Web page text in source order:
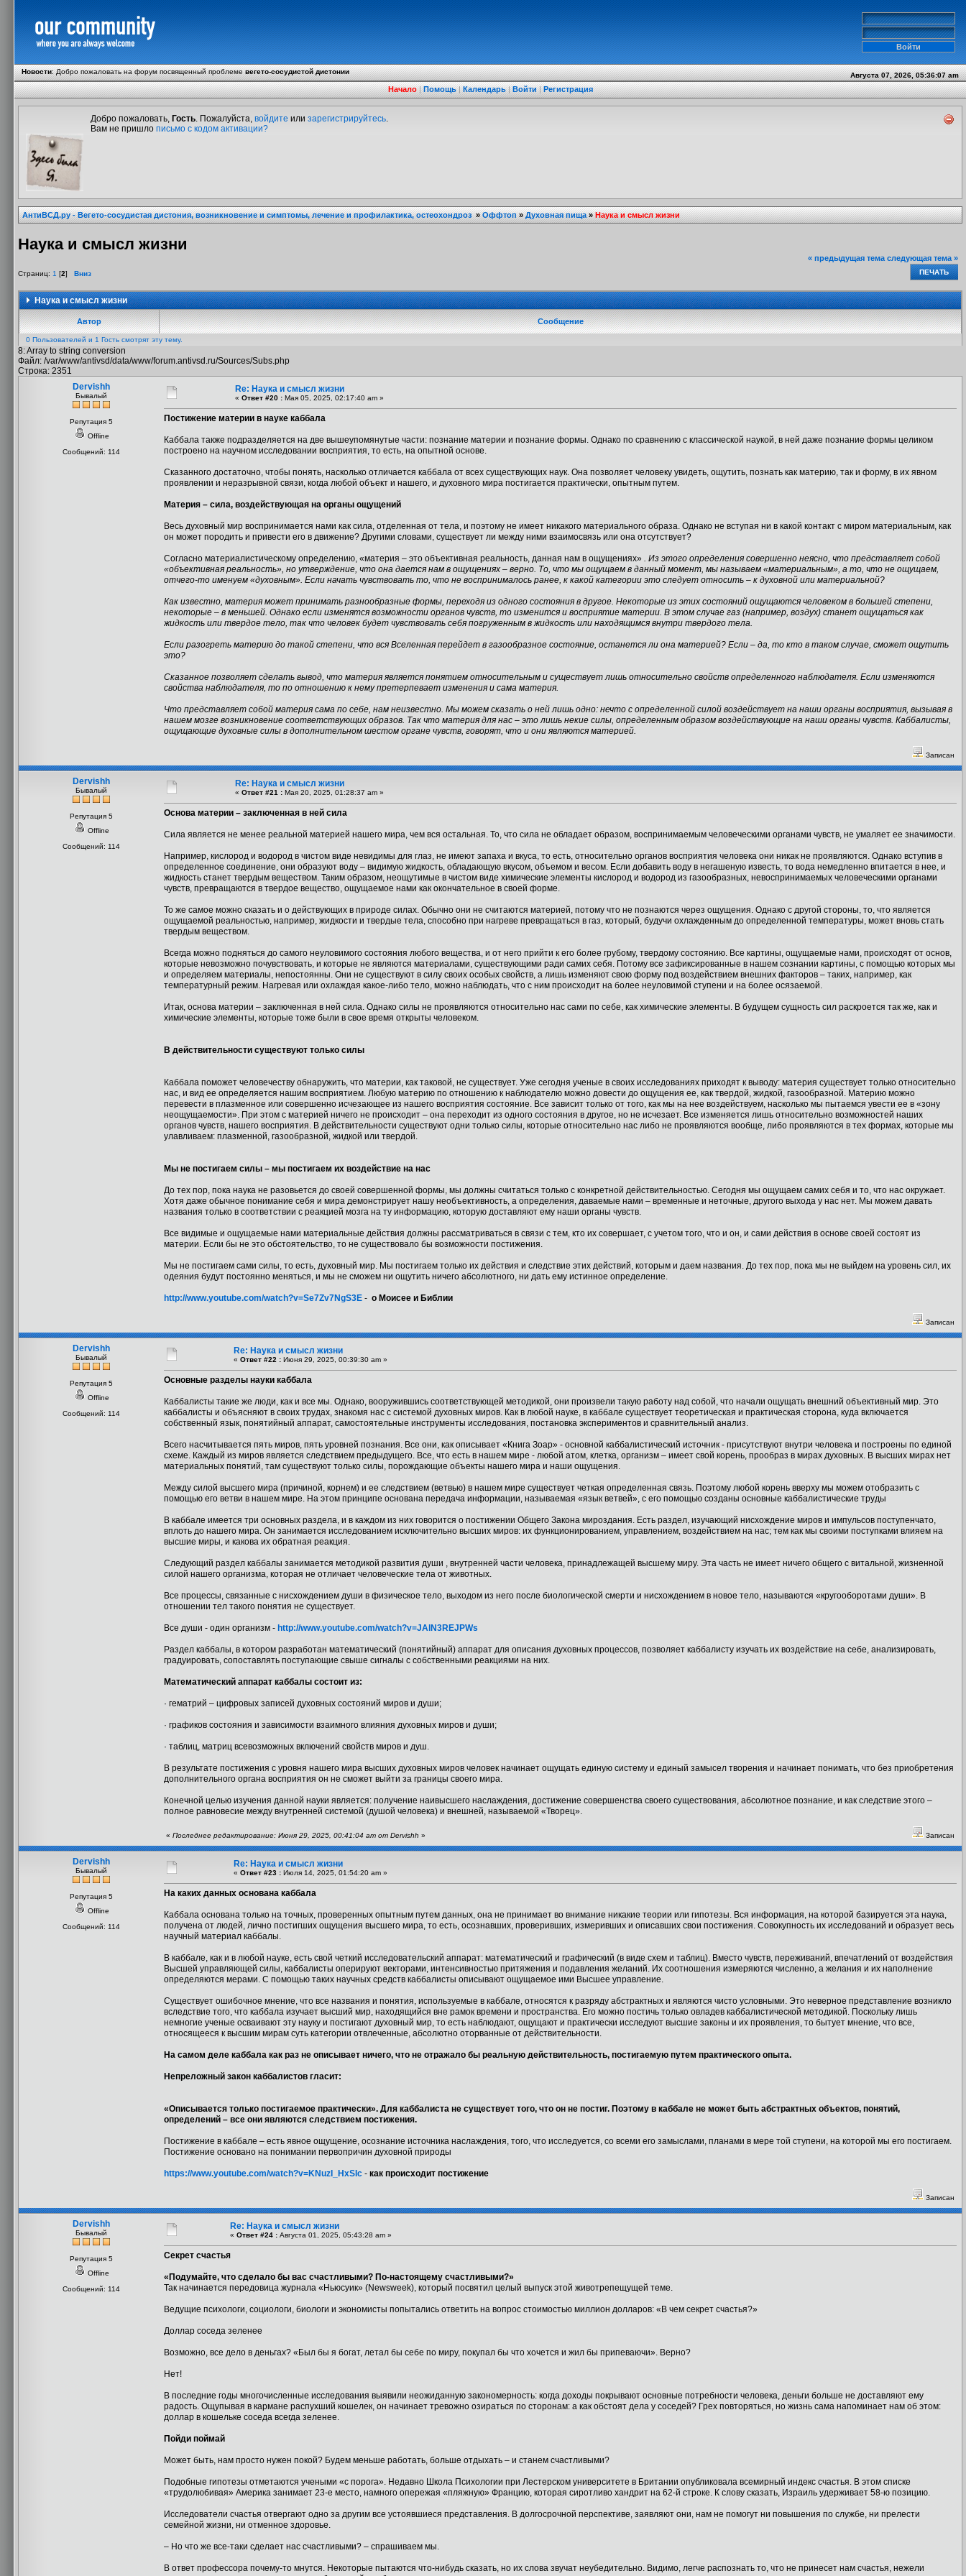
Новости:Добро пожаловать на форум посвященный проблемевегето-сосудистой дистонии Августа 07, 2026, 05:36:07 am
Начало|Помощь|Календарь|Войти|Регистрация
Добро пожаловать, Гость. Пожалуйста, войдите или зарегистрируйтесь.
Вам не пришло письмо с кодом активации?
АнтиВСД.ру - Вегето-сосудистая дистония, возникновение и симптомы, лечение и профилактика, остеохондроз»Оффтоп»Духовная пища»Наука и смысл жизни
Наука и смысл жизни
Страниц: 1 [2] Вниз
« предыдущая тема следующая тема »
ПЕЧАТЬ
Наука и смысл жизни
Автор Сообщение
0 Пользователей и 1 Гость смотрят эту тему.
8: Array to string conversion
Файл: /var/www/antivsd/data/www/forum.antivsd.ru/Sources/Subs.php
Строка: 2351
Dervishh
Бывалый
Репутация 5
Offline
Сообщений: 114
Re: Наука и смысл жизни
« Ответ #20 : Мая 05, 2025, 02:17:40 am »
Постижение материи в науке каббала
Каббала также подразделяется на две вышеупомянутые части: познание материи и познание формы. Однако по сравнению с классической наукой, в ней даже познание формы целиком
построено на научном исследовании восприятия, то есть, на опытной основе.
Сказанного достаточно, чтобы понять, насколько отличается каббала от всех существующих наук. Она позволяет человеку увидеть, ощутить, познать как материю, так и форму, в их явном
проявлении и неразрывной связи, когда любой объект и нашего, и духовного мира постигается практически, опытным путем.
Материя – сила, воздействующая на органы ощущений
Весь духовный мир воспринимается нами как сила, отделенная от тела, и поэтому не имеет никакого материального образа. Однако не вступая ни в какой контакт с миром материальным, как
он может породить и привести его в движение? Другими словами, существует ли между ними взаимосвязь или она отсутствует?
Согласно материалистическому определению, «материя – это объективная реальность, данная нам в ощущениях» . Из этого определения совершенно неясно, что представляет собой
«объективная реальность», но утверждение, что она дается нам в ощущениях – верно. То, что мы ощущаем в данный момент, мы называем «материальным», а то, что не ощущаем,
отчего-то именуем «духовным». Если начать чувствовать то, что не воспринималось ранее, к какой категории это следует относить – к духовной или материальной?
Как известно, материя может принимать разнообразные формы, переходя из одного состояния в другое. Некоторые из этих состояний ощущаются человеком в большей степени,
некоторые – в меньшей. Однако если изменятся возможности органов чувств, то изменится и восприятие материи. В этом случае газ (например, воздух) станет ощущаться как
жидкость или твердое тело, так что человек будет чувствовать себя погруженным в жидкость или находящимся внутри твердого тела.
Если разогреть материю до такой степени, что вся Вселенная перейдет в газообразное состояние, останется ли она материей? Если – да, то кто в таком случае, сможет ощутить
это?
Сказанное позволяет сделать вывод, что материя является понятием относительным и существует лишь относительно свойств определенного наблюдателя. Если изменяются
свойства наблюдателя, то по отношению к нему претерпевает изменения и сама материя.
Что представляет собой материя сама по себе, нам неизвестно. Мы можем сказать о ней лишь одно: нечто с определенной силой воздействует на наши органы восприятия, вызывая в
нашем мозге возникновение соответствующих образов. Так что материя для нас – это лишь некие силы, определенным образом воздействующие на наши органы чувств. Каббалисты,
ощущающие духовные силы в дополнительном шестом органе чувств, говорят, что и они являются материей.
Записан
Dervishh
Бывалый
Репутация 5
Offline
Сообщений: 114
Re: Наука и смысл жизни
« Ответ #21 : Мая 20, 2025, 01:28:37 am »
Основа материи – заключенная в ней сила
Сила является не менее реальной материей нашего мира, чем вся остальная. То, что сила не обладает образом, воспринимаемым человеческими органами чувств, не умаляет ее значимости.
Например, кислород и водород в чистом виде невидимы для глаз, не имеют запаха и вкуса, то есть, относительно органов восприятия человека они никак не проявляются. Однако вступив в
определенное соединение, они образуют воду – видимую жидкость, обладающую вкусом, объемом и весом. Если добавить воду в негашеную известь, то вода немедленно впитается в нее, и
жидкость станет твердым веществом. Таким образом, неощутимые в чистом виде химические элементы кислород и водород из газообразных, невоспринимаемых человеческими органами
чувств, превращаются в твердое вещество, ощущаемое нами как окончательное в своей форме.
То же самое можно сказать и о действующих в природе силах. Обычно они не считаются материей, потому что не познаются через ощущения. Однако с другой стороны, то, что является
ощущаемой реальностью, например, жидкости и твердые тела, способно при нагреве превращаться в газ, который, будучи охлажденным до определенной температуры, может вновь стать
твердым веществом.
Всегда можно подняться до самого неуловимого состояния любого вещества, и от него прийти к его более грубому, твердому состоянию. Все картины, ощущаемые нами, происходят от основ,
которые невозможно почувствовать, и которые не являются материалами, существующими ради самих себя. Потому все зафиксированные в нашем сознании картины, с помощью которых мы
и определяем материалы, непостоянны. Они не существуют в силу своих особых свойств, а лишь изменяют свою форму под воздействием внешних факторов – таких, например, как
температурный режим. Нагревая или охлаждая какое-либо тело, можно наблюдать, что с ним происходит на более неуловимой ступени и на более осязаемой.
Итак, основа материи – заключенная в ней сила. Однако силы не проявляются относительно нас сами по себе, как химические элементы. В будущем сущность сил раскроется так же, как и
химические элементы, которые тоже были в свое время открыты человеком.
В действительности существуют только силы
Каббала поможет человечеству обнаружить, что материи, как таковой, не существует. Уже сегодня ученые в своих исследованиях приходят к выводу: материя существует только относительно
нас, и вид ее определяется нашим восприятием. Любую материю по отношению к наблюдателю можно довести до ощущения ее, как твердой, жидкой, газообразной. Материю можно
перевести в плазменное или совершенно исчезающее из нашего восприятия состояние. Все зависит только от того, как мы на нее воздействуем, насколько мы пытаемся увести ее в «зону
неощущаемости». При этом с материей ничего не происходит – она переходит из одного состояния в другое, но не исчезает. Все изменяется лишь относительно возможностей наших
органов чувств, нашего восприятия. В действительности существуют одни только силы, которые относительно нас либо не проявляются вообще, либо проявляются в тех формах, которые мы
улавливаем: плазменной, газообразной, жидкой или твердой.
Мы не постигаем силы – мы постигаем их воздействие на нас
До тех пор, пока наука не разовьется до своей совершенной формы, мы должны считаться только с конкретной действительностью. Сегодня мы ощущаем самих себя и то, что нас окружает.
Хотя даже обычное понимание себя и мира демонстрирует нашу необъективность, а определения, даваемые нами – временные и неточные, другого выхода у нас нет. Мы можем давать
названия только в соответствии с реакцией мозга на ту информацию, которую доставляют ему наши органы чувств.
Все видимые и ощущаемые нами материальные действия должны рассматриваться в связи с тем, кто их совершает, с учетом того, что и он, и сами действия в основе своей состоят из
материи. Если бы не это обстоятельство, то не существовало бы возможности постижения.
Мы не постигаем сами силы, то есть, духовный мир. Мы постигаем только их действия и следствие этих действий, которым и даем названия. До тех пор, пока мы не выйдем на уровень сил, их
одеяния будут постоянно меняться, и мы не сможем ни ощутить ничего абсолютного, ни дать ему истинное определение.
http://www.youtube.com/watch?v=Se7Zv7NgS3E - о Моисее и Библии
Записан
Dervishh
Бывалый
Репутация 5
Offline
Сообщений: 114
Re: Наука и смысл жизни
« Ответ #22 : Июня 29, 2025, 00:39:30 am »
Основные разделы науки каббала
Каббалисты такие же люди, как и все мы. Однако, вооружившись соответствующей методикой, они произвели такую работу над собой, что начали ощущать внешний объективный мир. Это
каббалисты и объясняют в своих трудах, знакомя нас с системой духовных миров. Как в любой науке, в каббале существует теоретическая и практическая сторона, куда включается
собственный язык, понятийный аппарат, самостоятельные инструменты исследования, постановка экспериментов и сравнительный анализ.
Всего насчитывается пять миров, пять уровней познания. Все они, как описывает «Книга Зоар» - основной каббалистический источник - присутствуют внутри человека и построены по единой
схеме. Каждый из миров является следствием предыдущего. Все, что есть в нашем мире - любой атом, клетка, организм – имеет свой корень, прообраз в мирах духовных. В высших мирах нет
материальных понятий, там существуют только силы, порождающие объекты нашего мира и наши ощущения.
Между силой высшего мира (причиной, корнем) и ее следствием (ветвью) в нашем мире существует четкая определенная связь. Поэтому любой корень вверху мы можем отобразить с
помощью его ветви в нашем мире. На этом принципе основана передача информации, называемая «язык ветвей», с его помощью созданы основные каббалистические труды
В каббале имеется три основных раздела, и в каждом из них говорится о постижении Общего Закона мироздания. Есть раздел, изучающий нисхождение миров и импульсов поступенчато,
вплоть до нашего мира. Он занимается исследованием исключительно высших миров: их функционированием, управлением, воздействием на нас; тем как мы своими поступками влияем на
высшие миры, и какова их обратная реакция.
Следующий раздел каббалы занимается методикой развития души , внутренней части человека, принадлежащей высшему миру. Эта часть не имеет ничего общего с витальной, жизненной
силой нашего организма, которая не отличает человеческие тела от животных.
Все процессы, связанные с нисхождением души в физическое тело, выходом из него после биологической смерти и нисхождением в новое тело, называются «кругооборотами души». В
отношении тел такого понятия не существует.
Все души - один организм - http://www.youtube.com/watch?v=JAlN3REJPWs
Раздел каббалы, в котором разработан математический (понятийный) аппарат для описания духовных процессов, позволяет каббалисту изучать их воздействие на себе, анализировать,
градуировать, сопоставлять поступающие свыше сигналы с собственными реакциями на них.
Математический аппарат каббалы состоит из:
· гематрий – цифровых записей духовных состояний миров и души;
· графиков состояния и зависимости взаимного влияния духовных миров и души;
· таблиц, матриц всевозможных включений свойств миров и душ.
В результате постижения с уровня нашего мира высших духовных миров человек начинает ощущать единую систему и единый замысел творения и начинает понимать, что без приобретения
дополнительного органа восприятия он не сможет выйти за границы своего мира.
Конечной целью изучения данной науки является: получение наивысшего наслаждения, достижение совершенства своего существования, абсолютное познание, и как следствие этого –
полное равновесие между внутренней системой (душой человека) и внешней, называемой «Творец».
« Последнее редактирование: Июня 29, 2025, 00:41:04 am от Dervishh » Записан
Dervishh
Бывалый
Репутация 5
Offline
Сообщений: 114
Re: Наука и смысл жизни
« Ответ #23 : Июля 14, 2025, 01:54:20 am »
На каких данных основана каббала
Каббала основана только на точных, проверенных опытным путем данных, она не принимает во внимание никакие теории или гипотезы. Вся информация, на которой базируется эта наука,
получена от людей, лично постигших ощущения высшего мира, то есть, осознавших, проверивших, измеривших и описавших свои постижения. Совокупность их исследований и образует весь
научный материал каббалы.
В каббале, как и в любой науке, есть свой четкий исследовательский аппарат: математический и графический (в виде схем и таблиц). Вместо чувств, переживаний, впечатлений от воздействия
Высшей управляющей силы, каббалисты оперируют векторами, интенсивностью притяжения и подавления желаний. Их соотношения измеряются численно, а желания и их наполнение
определяются мерами. С помощью таких научных средств каббалисты описывают ощущаемое ими Высшее управление.
Существует ошибочное мнение, что все названия и понятия, используемые в каббале, относятся к разряду абстрактных и являются чисто условными. Это неверное представление возникло
вследствие того, что каббала изучает высший мир, находящийся вне рамок времени и пространства. Его можно постичь только овладев каббалистической методикой. Поскольку лишь
немногие ученые осваивают эту науку и постигают духовный мир, то есть наблюдают, ощущают и практически исследуют высшие законы и их проявления, то бытует мнение, что все,
относящееся к высшим мирам суть категории отвлеченные, абсолютно оторванные от действительности.
На самом деле каббала как раз не описывает ничего, что не отражало бы реальную действительность, постигаемую путем практического опыта.
Непреложный закон каббалистов гласит:
«Описывается только постигаемое практически». Для каббалиста не существует того, что он не постиг. Поэтому в каббале не может быть абстрактных объектов, понятий,
определений – все они являются следствием постижения.
Постижение в каббале – есть явное ощущение, осознание источника наслаждения, того, что исследуется, со всеми его замыслами, планами в мере той ступени, на которой мы его постигаем.
Постижение основано на понимании первопричин духовной природы
https://www.youtube.com/watch?v=KNuzI_HxSIc - как происходит постижение
Записан
Dervishh
Бывалый
Репутация 5
Offline
Сообщений: 114
Re: Наука и смысл жизни
« Ответ #24 : Августа 01, 2025, 05:43:28 am »
Секрет счастья
«Подумайте, что сделало бы вас счастливыми? По-настоящему счастливыми?»
Так начинается передовица журнала «Ньюсуик» (Newsweek), который посвятил целый выпуск этой животрепещущей теме.
Ведущие психологи, социологи, биологи и экономисты попытались ответить на вопрос стоимостью миллион долларов: «В чем секрет счастья?»
Доллар соседа зеленее
Возможно, все дело в деньгах? «Был бы я богат, летал бы себе по миру, покупал бы что хочется и жил бы припеваючи». Верно?
Нет!
В последние годы многочисленные исследования выявили неожиданную закономерность: когда доходы покрывают основные потребности человека, деньги больше не доставляют ему
радость. Ощупывая в кармане распухший кошелек, он начинает тревожно озираться по сторонам: а как обстоят дела у соседей? Грех повторяться, но жизнь сама напоминает нам об этом:
доллар в кошельке соседа всегда зеленее.
Пойди поймай
Может быть, нам просто нужен покой? Будем меньше работать, больше отдыхать – и станем счастливыми?
Подобные гипотезы отметаются учеными «с порога». Недавно Школа Психологии при Лестерском университете в Британии опубликовала всемирный индекс счастья. В этом списке
«трудолюбивая» Америка занимает 23-е место, намного опережая «пляжную» Францию, которая сиротливо хандрит на 62-й строке. К слову сказать, Израиль удерживает 58-ю позицию.
Исследователи счастья отвергают одно за другим все устоявшиеся представления. В долгосрочной перспективе, заявляют они, нам не помогут ни повышения по службе, ни прелести
семейной жизни, ни отменное здоровье.
– Но что же все-таки сделает нас счастливыми? – спрашиваем мы.
В ответ профессора почему-то мнутся. Некоторые пытаются что-нибудь сказать, но их слова звучат неубедительно. Видимо, легче распознать то, что не принесет нам счастья, нежели